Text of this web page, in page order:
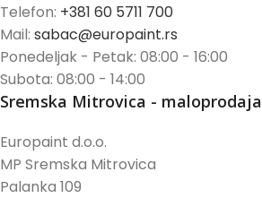
Telefon: +381 60 5711 700
Mail: sabac@europaint.rs
Ponedeljak - Petak: 08:00 - 16:00
Subota: 08:00 - 14:00
Sremska Mitrovica - maloprodaja
Europaint d.o.o.
MP Sremska Mitrovica
Palanka 109